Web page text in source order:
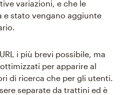
variazioni, e che le
e stato vengano aggiunte
i più brevi possibile, ma
per apparire al
di ricerca che per gli utenti.
separate da trattini ed è